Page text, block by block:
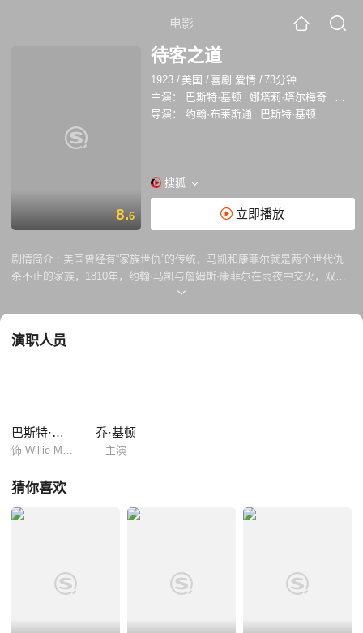
电影
8.6
待客之道
1923 / 美国 /喜剧 爱情 /73分钟
主演：
巴斯特·基顿 娜塔莉·塔尔梅奇
乔·罗
导演：
约翰·布莱斯通 巴斯特·基顿
搜狐
立即播放
剧情简介 : 美国曾经有“家族世仇”的传统，马凯和康菲尔就是两个世代仇
杀不止的家族，1810年，约翰·马凯与詹姆斯·康菲尔在雨夜中交火，双双
身亡。约翰的遗孀为了让儿子摆脱世仇，带幼子远赴纽约生活，而詹姆斯
历了一场缓慢又状况百出的火车旅行之后，威利与同行的姑娘维吉妮亚结
演职人员
巴斯特·基顿 乔·基顿
主演
猜你喜欢